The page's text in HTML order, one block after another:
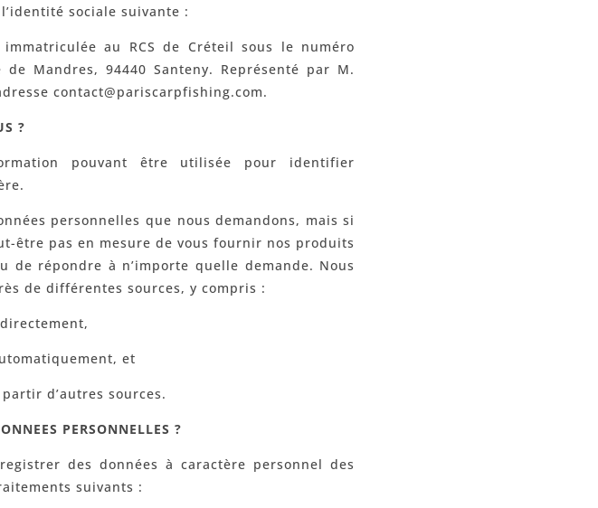
sociale suivante :
au RCS de Créteil sous le numéro
Mandres, 94440 Santeny. Représenté par M.
contact@pariscarpfishing.com.
?
pouvant être utilisée pour identifier
personnelles que nous demandons, mais si
être pas en mesure de vous fournir nos produits
répondre à n’importe quelle demande. Nous
de différentes sources, y compris :
et
d’autres sources.
PERSONNELLES ?
des données à caractère personnel des
suivants :